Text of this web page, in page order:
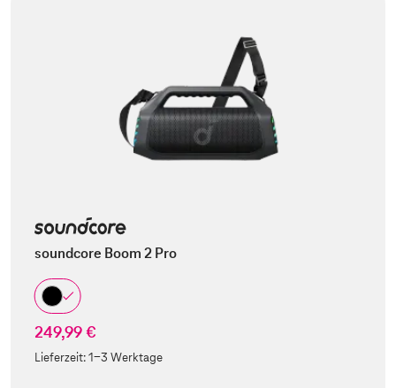
soundcore Boom 2 Pro
249,99 €
Lieferzeit:1-3 Werktage